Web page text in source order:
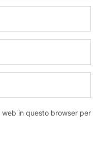
web in questo browser per